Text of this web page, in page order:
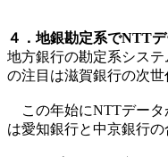
４．地銀勘定系でNTT
地方銀行の勘定系シス
の注目は滋賀銀行の次
この年始にNTTデータ
は愛知銀行と中京銀行